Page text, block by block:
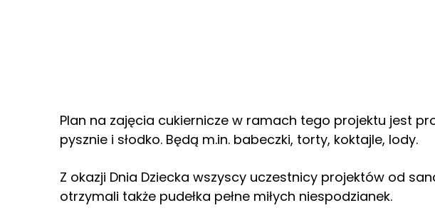
Plan na zajęcia cukiernicze w ramach tego projektu jest
pysznie i słodko. Będą m.in. babeczki, torty, koktajle, lody.
Z okazji Dnia Dziecka wszyscy uczestnicy projektów od
otrzymali także pudełka pełne miłych niespodzianek.